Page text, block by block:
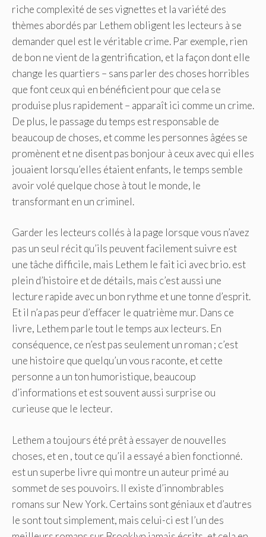
riche complexité de ses vignettes et la variété des
thèmes abordés par Lethem obligent les lecteurs à se
demander quel est le véritable crime. Par exemple, rien
de bon ne vient de la gentrification, et la façon dont elle
change les quartiers – sans parler des choses horribles
que font ceux qui en bénéficient pour que cela se
produise plus rapidement – ​​apparaît ici comme un crime.
De plus, le passage du temps est responsable de
beaucoup de choses, et comme les personnes âgées se
promènent et ne disent pas bonjour à ceux avec qui elles
jouaient lorsqu’elles étaient enfants, le temps semble
avoir volé quelque chose à tout le monde, le
transformant en un criminel.
Garder les lecteurs collés à la page lorsque vous n’avez
pas un seul récit qu’ils peuvent facilement suivre est
une tâche difficile, mais Lethem le fait ici avec brio. est
plein d’histoire et de détails, mais c’est aussi une
lecture rapide avec un bon rythme et une tonne d’esprit.
Et il n’a pas peur d’effacer le quatrième mur. Dans ce
livre, Lethem parle tout le temps aux lecteurs. En
conséquence, ce n’est pas seulement un roman ; c’est
une histoire que quelqu’un vous raconte, et cette
personne a un ton humoristique, beaucoup
d’informations et est souvent aussi surprise ou
curieuse que le lecteur.
Lethem a toujours été prêt à essayer de nouvelles
choses, et en , tout ce qu’il a essayé a bien fonctionné.
est un superbe livre qui montre un auteur primé au
sommet de ses pouvoirs. Il existe d’innombrables
romans sur New York. Certains sont géniaux et d’autres
le sont tout simplement, mais celui-ci est l’un des